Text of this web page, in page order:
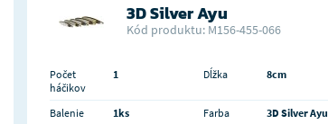
3D Silver Ayu
Kód produktu: M156-455-066
Počet
háčikov
1 Dĺžka 8cm
Balenie 1ks Farba 3D Silver Ayu